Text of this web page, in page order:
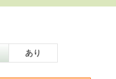
あり